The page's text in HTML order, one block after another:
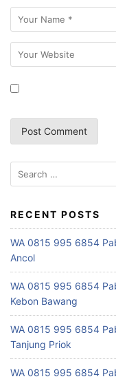
e
r
c
h
f
o
r
:
RECENT POSTS
WA 0815 995 6854
Ancol
WA 0815 995 6854
Kebon Bawang
WA 0815 995 6854
Tanjung Priok
WA 0815 995 6854